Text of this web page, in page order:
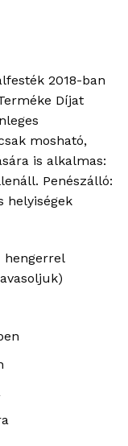
2018-ban
Díjat
mosható,
is alkalmas:
Penészálló:
helyiségek
hengerrel